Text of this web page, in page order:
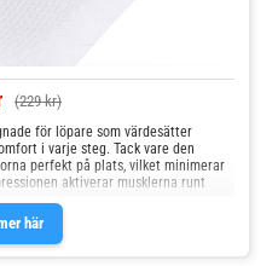
(229 kr)
här
för löpare som värdesätter
i varje steg. Tack vare den
perfekt på plats, vilket minimerar
aktiverar musklerna runt